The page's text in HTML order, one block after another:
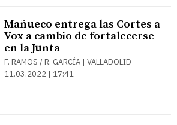
Mañueco entrega las Cortes a
Vox a cambio de fortalecerse
en la Junta
F. RAMOS / R. GARCÍA | VALLADOLID
11.03.2022 | 17:41